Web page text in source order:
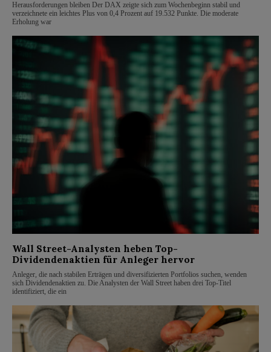
Herausforderungen bleiben Der DAX zeigte sich zum Wochenbeginn stabil und
verzeichnete ein leichtes Plus von 0,4 Prozent auf 19.532 Punkte. Die moderate
Erholung war
Wall Street-Analysten heben Top-
Dividendenaktien für Anleger hervor
Anleger, die nach stabilen Erträgen und diversifizierten Portfolios suchen, wenden
sich Dividendenaktien zu. Die Analysten der Wall Street haben drei Top-Titel
identifiziert, die ein